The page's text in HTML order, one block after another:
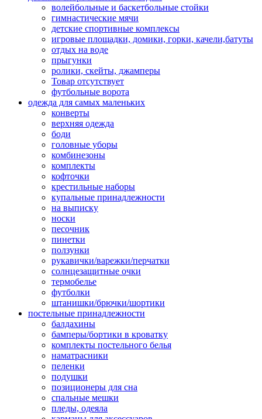
волейбольные и баскетбольные стойки
гимнастические мячи
детские спортивные комплексы
игровые площадки, домики, горки, качели,батуты
отдых на воде
прыгунки
ролики, скейты, джамперы
Товар отсутствует
футбольные ворота
одежда для самых маленьких
конверты
верхняя одежда
боди
головные уборы
комбинезоны
комплекты
кофточки
крестильные наборы
купальные принадлежности
на выписку
носки
песочник
пинетки
ползунки
рукавички/варежки/перчатки
солнцезащитные очки
термобелье
футболки
штанишки/брючки/шортики
постельные принадлежности
балдахины
бамперы/бортики в кроватку
комплекты постельного белья
наматрасники
пеленки
подушки
позиционеры для сна
спальные мешки
пледы, одеяла